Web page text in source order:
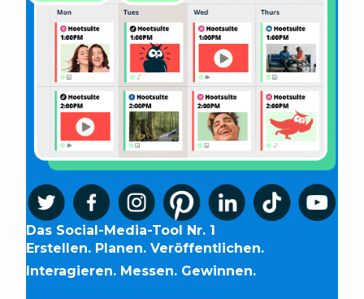
Das Social-Media-Tool Nr. 1
Erstellen. Planen. Veröffentlichen.
Interagieren. Messen. Gewinnen.